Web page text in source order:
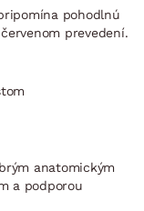
pohodlnú
prevedení.
anatomickým
a podporou